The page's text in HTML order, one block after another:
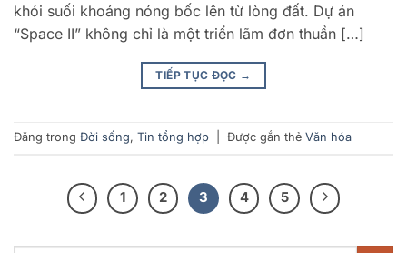
khói suối khoáng nóng bốc lên từ lòng đất. Dự án
“Space II” không chỉ là một triển lãm đơn thuần […]
TIẾP TỤC ĐỌC →
Đăng trong Đời sống, Tin tổng hợp Được gắn thẻ Văn hóa
1 2 3 4 5